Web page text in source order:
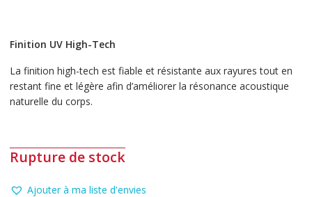
Finition UV High-Tech
La finition high-tech est fiable et résistante aux rayures tout en
restant fine et légère afin d’améliorer la résonance acoustique
naturelle du corps.
Rupture de stock
Ajouter à ma liste d'envies